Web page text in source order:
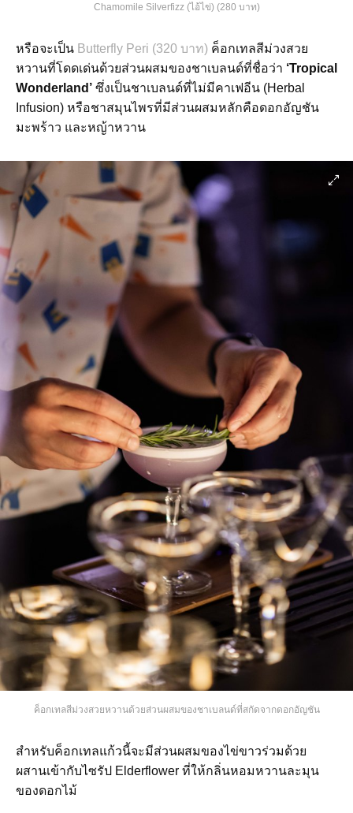
Chamomile Silverfizz (ไอ้ไข่) (280 บาท)
หรือจะเป็น Butterfly Peri (320 บาท) ค็อกเทลสีม่วงสวย
หวานที่โดดเด่นด้วยส่วนผสมของชาเบลนด์ที่ชื่อว่า ‘Tropical
Wonderland’ ซึ่งเป็นชาเบลนด์ที่ไม่มีคาเฟอีน (Herbal
Infusion) หรือชาสมุนไพรที่มีส่วนผสมหลักคือดอกอัญชัน
มะพร้าว และหญ้าหวาน
ค็อกเทลสีม่วงสวยหวานด้วยส่วนผสมของชาเบลนด์ที่สกัดจากดอกอัญชัน
สำหรับค็อกเทลแก้วนี้จะมีส่วนผสมของไข่ขาวร่วมด้วย
ผสานเข้ากับไซรัป Elderflower ที่ให้กลิ่นหอมหวานละมุน
ของดอกไม้